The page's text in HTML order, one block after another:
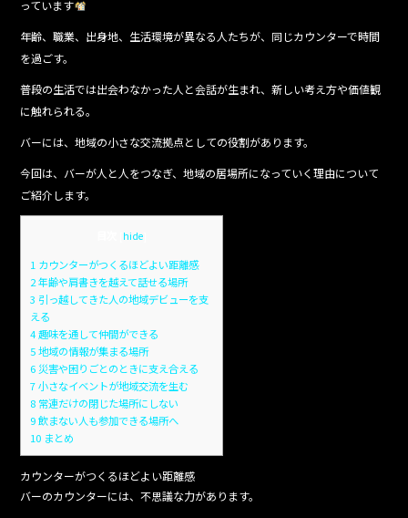
っています
年齢、職業、出身地、生活環境が異なる人たちが、同じカウンターで時間
を過ごす。
普段の生活では出会わなかった人と会話が生まれ、新しい考え方や価値観
に触れられる。
バーには、地域の小さな交流拠点としての役割があります。
今回は、バーが人と人をつなぎ、地域の居場所になっていく理由について
ご紹介します。
hide
1 カウンターがつくるほどよい距離感
2年齢や肩書きを越えて話せる場所
3 引っ越してきた人の地域デビューを支
える
4趣味を通して仲間ができる
5地域の情報が集まる場所
6 災害や困りごとのときに支え合える
7小さなイベントが地域交流を生む
8 常連だけの閉じた場所にしない
9飲まない人も参加できる場所へ
10 まとめ
カウンターがつくるほどよい距離感
バーのカウンターには、不思議な力があります。